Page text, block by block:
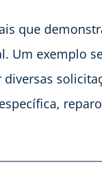
que
Um exemplo